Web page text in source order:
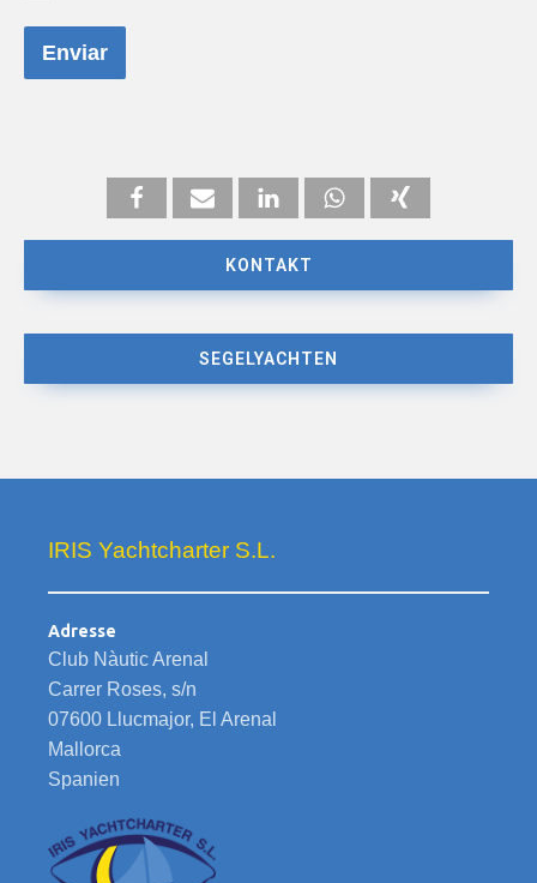
Enviar
KONTAKT
SEGELYACHTEN
IRIS Yachtcharter S.L.
Adresse
Club Nàutic Arenal
Carrer Roses, s/n
07600 Llucmajor, El Arenal
Mallorca
Spanien